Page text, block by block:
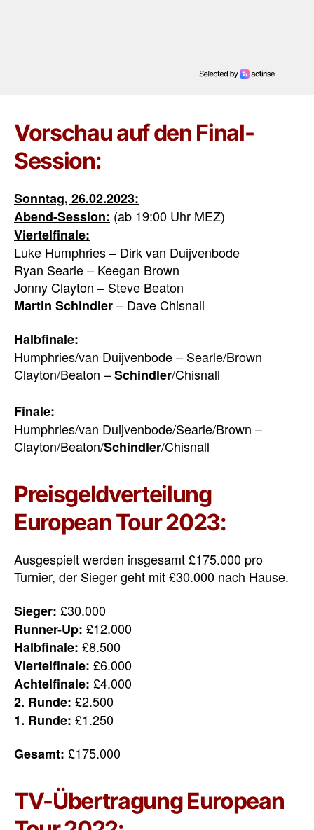
Vorschau auf den Final-
Session:
Sonntag, 26.02.2023:
Abend-Session: (ab 19:00 Uhr MEZ)
Viertelfinale:
Luke Humphries – Dirk van Duijvenbode
Ryan Searle – Keegan Brown
Jonny Clayton – Steve Beaton
Martin Schindler– Dave Chisnall
Halbfinale:
Humphries/van Duijvenbode – Searle/Brown
Clayton/Beaton –Schindler/Chisnall
Finale:
Humphries/van Duijvenbode/Searle/Brown –
Clayton/Beaton/Schindler/Chisnall
Preisgeldverteilung
European Tour 2023:
Ausgespielt werden insgesamt £175.000 pro
Turnier, der Sieger geht mit £30.000 nach Hause.
Sieger: £30.000
Runner-Up: £12.000
Halbfinale: £8.500
Viertelfinale: £6.000
Achtelfinale: £4.000
2. Runde: £2.500
1. Runde: £1.250
Gesamt: £175.000
TV-Übertragung European